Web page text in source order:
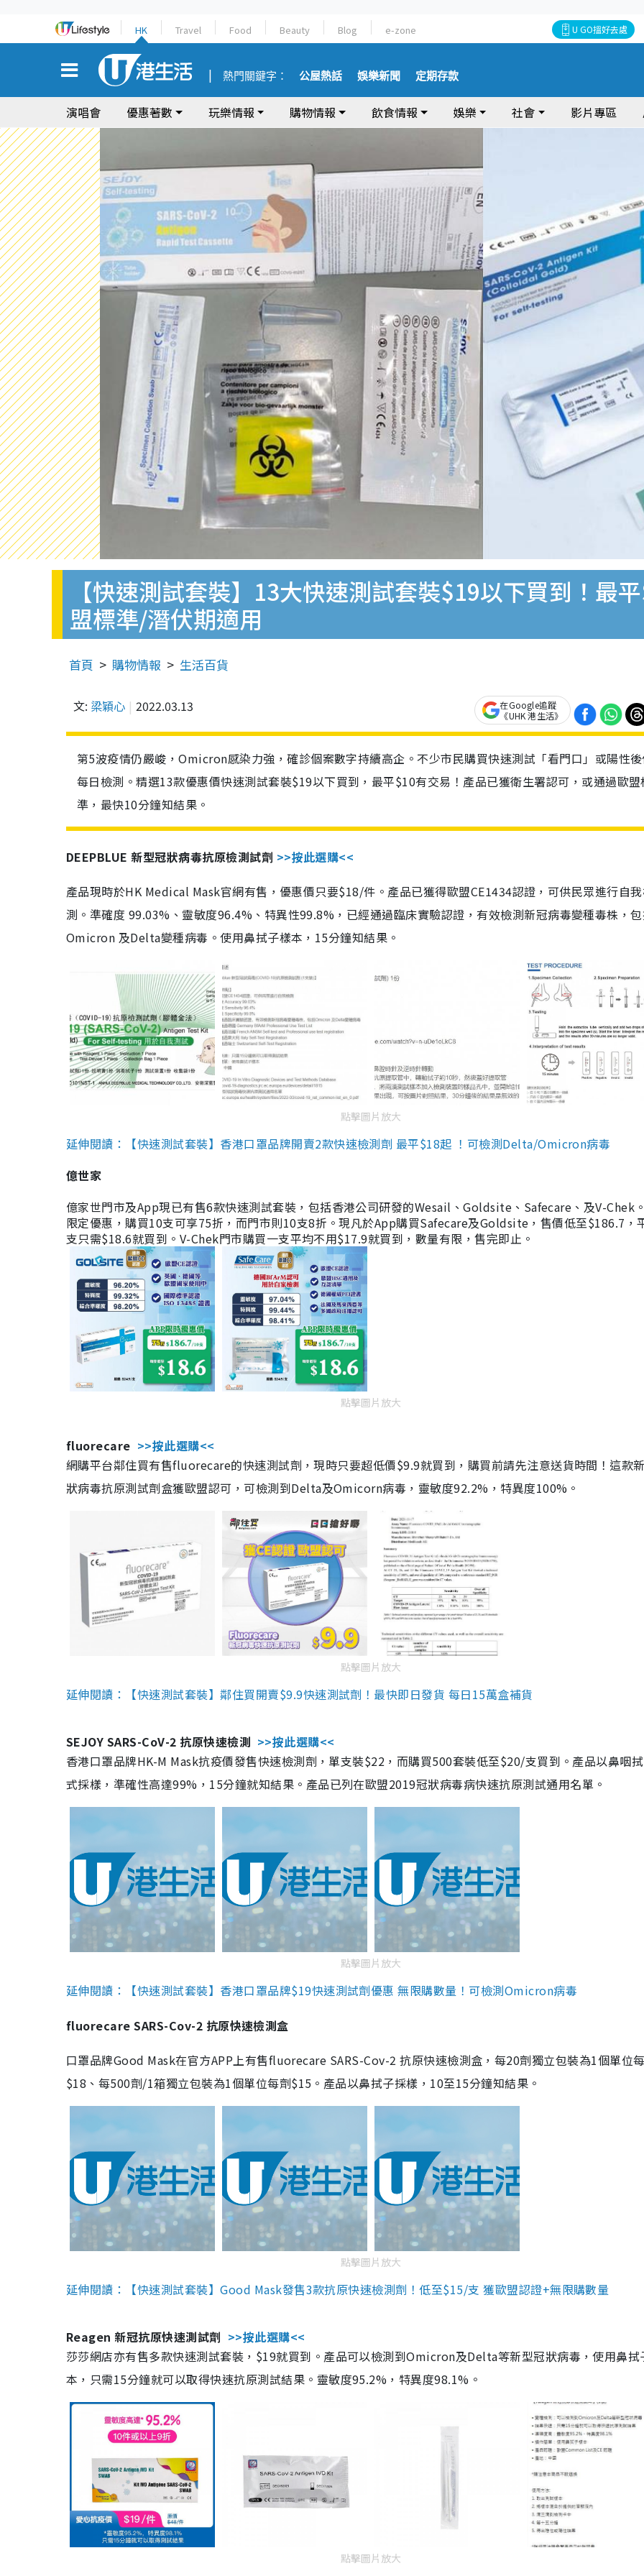
HK Travel Food Beauty Blog e-zone U GO搵好去處
熱門關鍵字： 公屋熱話 娛樂新聞 定期存款
演唱會 優惠著數 玩樂情報 購物情報 飲食情報 娛樂 社會 影片專區
【快速測試套裝】13大快速測試套裝$19以下買到！最
盟標準/潛伏期適用
首頁 購物情報 生活百貨
文: 梁穎心 2022.03.13
在Google追蹤
《UHK 港生活》
第5波疫情仍嚴峻，Omicron感染力強，確診個案數字持續高企。不少市民購買快速測試「看門口」或陽性
每日檢測。精選13款優惠價快速測試套裝$19以下買到，最平$10有交易！產品已獲衛生署認可，或通過歐盟
準，最快10分鐘知結果。
DEEPBLUE 新型冠狀病毒抗原檢測試劑 >>按此選購<<
產品現時於HK Medical Mask官網有售，優惠價只要$18/件。產品已獲得歐盟CE1434認證，可供民眾進行自
測。準確度 99.03%、靈敏度96.4%、特異性99.8%，已經通過臨床實驗認證，有效檢測新冠病毒變種毒株，
Omicron 及Delta變種病毒。使用鼻拭子樣本，15分鐘知結果。
點擊圖片放大
延伸閱讀：【快速測試套裝】香港口罩品牌開賣2款快速檢測劑 最平$18起 ！可檢測Delta/Omicron病毒
億世家
億家世門市及App現已有售6款快速測試套裝，包括香港公司研發的Wesail、Goldsite、Safecare、及V-Chek
限定優惠，購買10支可享75折，而門市則10支8折。現凡於App購買Safecare及Goldsite，售價低至$186.7，
支只需$18.6就買到。V-Chek門市購買一支平均不用$17.9就買到，數量有限，售完即止。
點擊圖片放大
fluorecare >>按此選購<<
網購平台鄰住買有售fluorecare的快速測試劑，現時只要超低價$9.9就買到，購買前請先注意送貨時間！這款
狀病毒抗原測試劑盒獲歐盟認可，可檢測到Delta及Omicorn病毒，靈敏度92.2%，特異度100%。
點擊圖片放大
延伸閱讀：【快速測試套裝】鄰住買開賣$9.9快速測試劑！最快即日發貨 每日15萬盒補貨
SEJOY SARS-CoV-2 抗原快速檢測 >>按此選購<<
香港口罩品牌HK-M Mask抗疫價發售快速檢測劑，單支裝$22，而購買500套裝低至$20/支買到。產品以鼻咽
式採樣，準確性高達99%，15分鐘就知結果。產品已列在歐盟2019冠狀病毒病快速抗原測試通用名單。
點擊圖片放大
延伸閱讀：【快速測試套裝】香港口罩品牌$19快速測試劑優惠 無限購數量！可檢測Omicron病毒
fluorecare SARS-Cov-2 抗原快速檢測盒
口罩品牌Good Mask在官方APP上有售fluorecare SARS-Cov-2 抗原快速檢測盒，每20劑獨立包裝為1個單位
$18、每500劑/1箱獨立包裝為1個單位每劑$15。產品以鼻拭子採樣，10至15分鐘知結果。
點擊圖片放大
延伸閱讀：【快速測試套裝】Good Mask發售3款抗原快速檢測劑！低至$15/支 獲歐盟認證+無限購數量
Reagen 新冠抗原快速測試劑 >>按此選購<<
莎莎網店亦有售多款快速測試套裝，$19就買到。產品可以檢測到Omicron及Delta等新型冠狀病毒，使用鼻拭
本，只需15分鐘就可以取得快速抗原測試結果。靈敏度95.2%，特異度98.1%。
點擊圖片放大